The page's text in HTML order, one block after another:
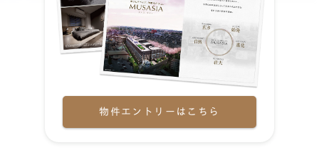
物件エントリーはこちら